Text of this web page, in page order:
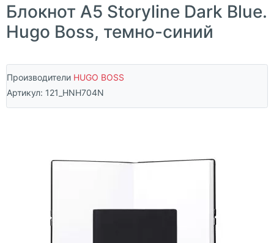
Блокнот А5 Storyline Dark Blue.
Hugo Boss, темно-синий
Производители HUGO BOSS
Артикул: 121_HNH704N